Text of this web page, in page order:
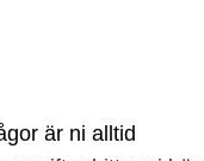
är ni alltid